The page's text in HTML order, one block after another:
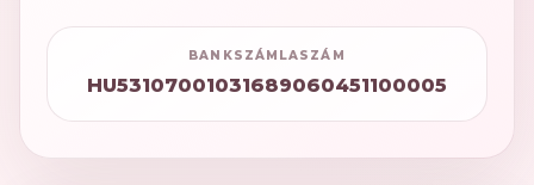
BANKSZÁMLASZÁM
HU53107001031689060451100005